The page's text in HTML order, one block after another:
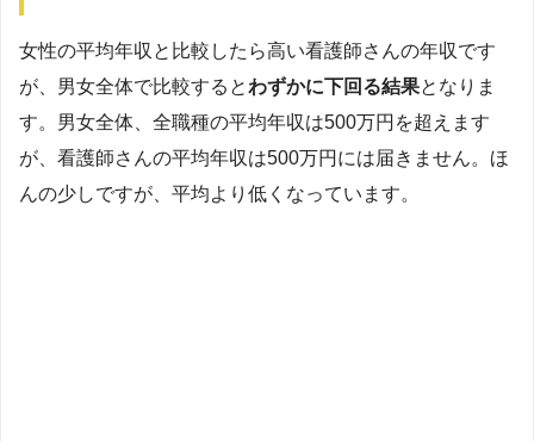
女性の平均年収と比較したら高い看護師さんの年収です
が、男女全体で比較すると わずかに下回る結果となりま
す。男女全体、全職種の平均年収は500万円を超えます
が、看護師さんの平均年収は500万円には届きません。ほ
んの少しですが、平均より低くなっています。